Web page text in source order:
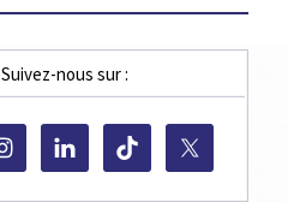
Suivez-nous sur :